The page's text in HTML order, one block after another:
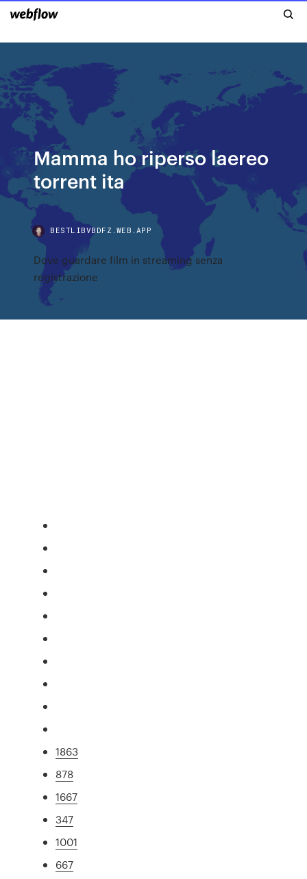
Mamma ho riperso laereo
torrent ita
BESTLIBVBDFZ.WEB.APP
Dove guardare film in streaming senza
registrazione
1863
878
1667
347
1001
667